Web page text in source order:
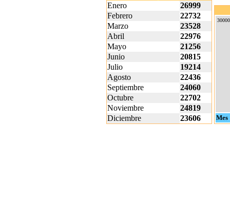
Enero
26999
Febrero
22732
Marzo
23528
Abril
22976
Mayo
21256
Junio
20815
Julio
19214
Agosto
22436
Septiembre
24060
Octubre
22702
Noviembre
24819
Diciembre
23606
30000
Mes